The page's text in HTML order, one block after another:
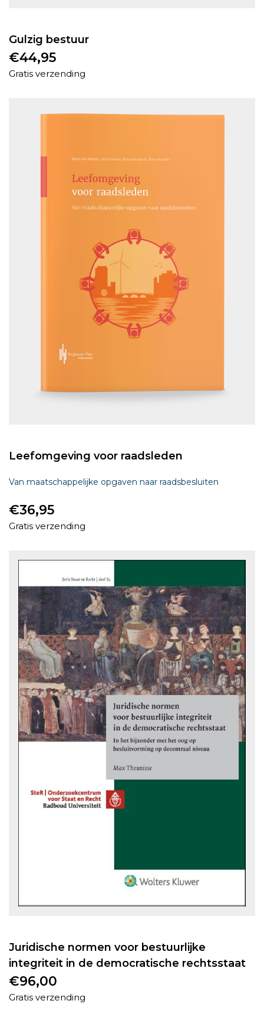
Gulzig bestuur
€44,95
Gratis verzending
Leefomgeving voor raadsleden
Van maatschappelijke opgaven naar raadsbesluiten
€36,95
Gratis verzending
Juridische normen voor bestuurlijke
integriteit in de democratische rechtsstaat
€96,00
Gratis verzending